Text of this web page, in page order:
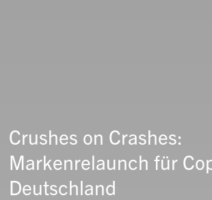
Crushes on Crashes:
Markenrelaunch für
Deutschland